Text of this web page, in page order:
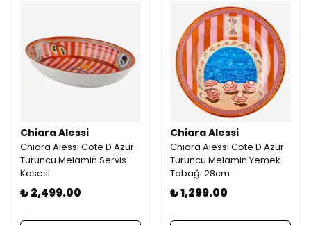
Chiara Alessi
Chiara Alessi Cote D Azur
Turuncu Melamin Servis
Kasesi
₺ 2,499.00
Chiara Alessi
Chiara Alessi Cote D Azur
Turuncu Melamin Yemek
Tabağı 28cm
₺ 1,299.00